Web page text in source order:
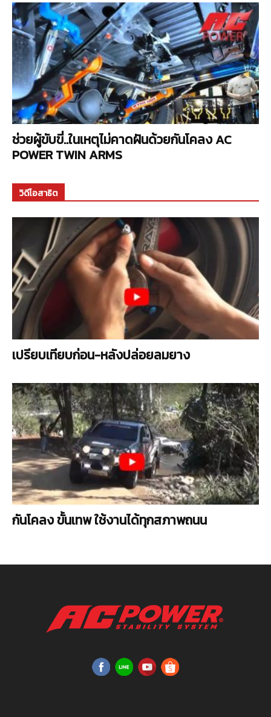
ช่วยผู้ขับขี่..ในเหตุไม่คาดฝันด้วยกันโคลง AC
POWER TWIN ARMS
วิดีโอสาธิต
เปรียบเทียบก่อน-หลังปล่อยลมยาง
กันโคลง ขั้นเทพ ใช้งานได้ทุกสภาพถนน